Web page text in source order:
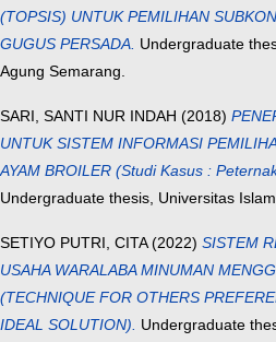
(TOPSIS) UNTUK PEMILIHAN
GUGUS PERSADA. Undergraduate
Agung Semarang.
SARI, SANTI NUR INDAH (2018)
UNTUK SISTEM INFORMASI
AYAM BROILER (Studi Kasus :
Undergraduate thesis, Universitas
SETIYO PUTRI, CITA(2022) SISTEM
USAHA WARALABA MINUMAN
(TECHNIQUE FOR OTHERS
IDEAL SOLUTION). Undergraduate